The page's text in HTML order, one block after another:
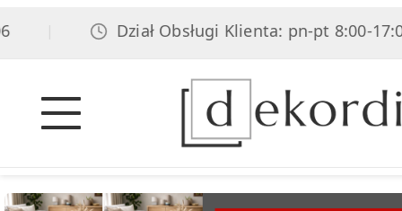
| Dział Obsługi Klienta: pn-pt 8:00-17:00,